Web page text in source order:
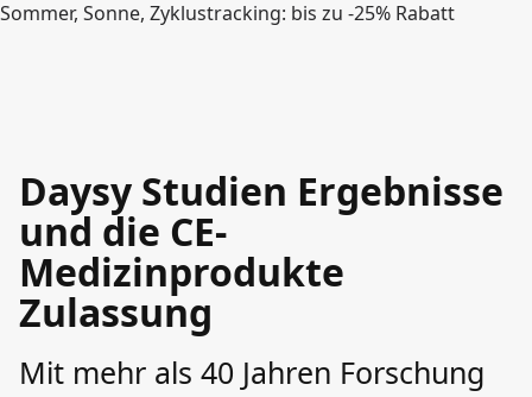
Sommer, Sonne, Zyklustracking: bis zu -25% Rabatt
Daysy Studien Ergebnisse
und die CE-
Medizinprodukte
Zulassung
Mit mehr als 40 Jahren Forschung